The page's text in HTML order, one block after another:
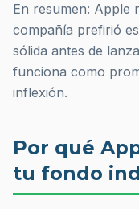
En resumen: Apple
compañía prefirió
sólida antes de
funciona como
inflexión.
Por qué
tu fondo